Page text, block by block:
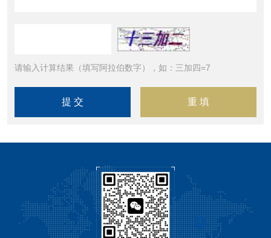
请输入计算结果（填写阿拉伯数字），如：三加四=7